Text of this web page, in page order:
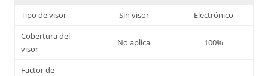
Tipo de visor
Sin visor
Electrónico
Cobertura del
visor
No aplica 100%
Factor de